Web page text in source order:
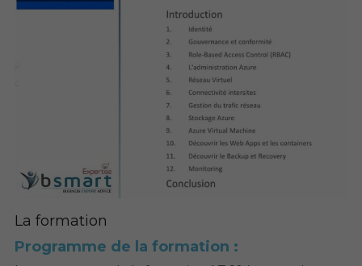
La formation
Programme de la formation :